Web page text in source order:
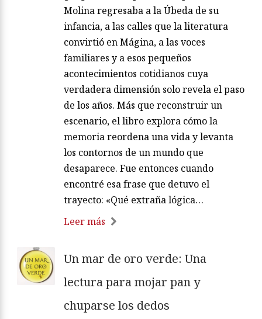
Molina regresaba a la Úbeda de su
infancia, a las calles que la literatura
convirtió en Mágina, a las voces
familiares y a esos pequeños
acontecimientos cotidianos cuya
verdadera dimensión solo revela el paso
de los años. Más que reconstruir un
escenario, el libro explora cómo la
memoria reordena una vida y levanta
los contornos de un mundo que
desaparece. Fue entonces cuando
encontré esa frase que detuvo el
trayecto: «Qué extraña lógica…
Leer más
Un mar de oro verde: Una
lectura para mojar pan y
chuparse los dedos